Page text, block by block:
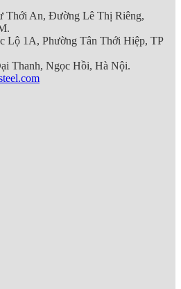
Thới An, Đường Lê Thị Riêng,
Lộ 1A, Phường Tân Thới Hiệp, TP
Thanh, Ngọc Hồi, Hà Nội.